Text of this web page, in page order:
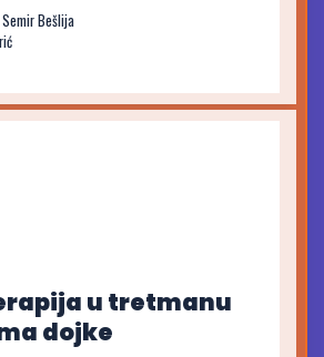
Bešlija
u tretmanu
dojke